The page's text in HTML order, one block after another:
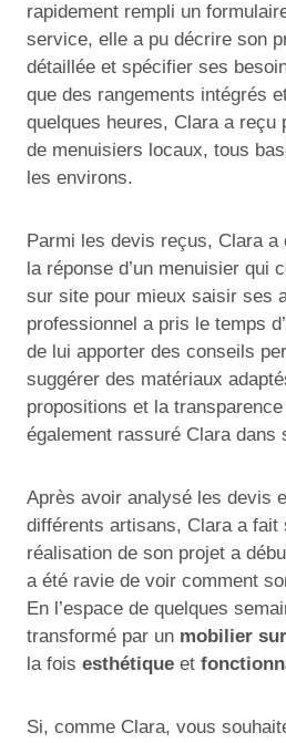
rapidement rempli un
service, elle a pu décrire son
détaillée et spécifier ses
que des rangements intégrés
quelques heures, Clara a reçu
de menuisiers locaux, tous
les environs.
Parmi les devis reçus, Clara a
la réponse d’un menuisier qui
sur site pour mieux saisir ses
professionnel a pris le temps
de lui apporter des conseils
suggérer des matériaux
propositions et la
également rassuré Clara dans
Après avoir analysé les devis
différents artisans, Clara a fait
réalisation de son projet a
a été ravie de voir comment
En l’espace de quelques
transformé par un mobilier
la fois esthétique et
Si, comme Clara, vous